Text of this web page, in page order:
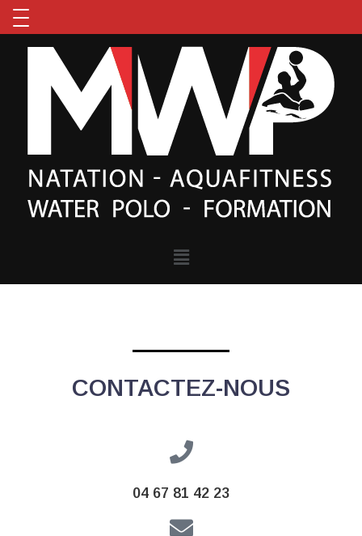
CONTACTEZ-NOUS
04 67 81 42 23